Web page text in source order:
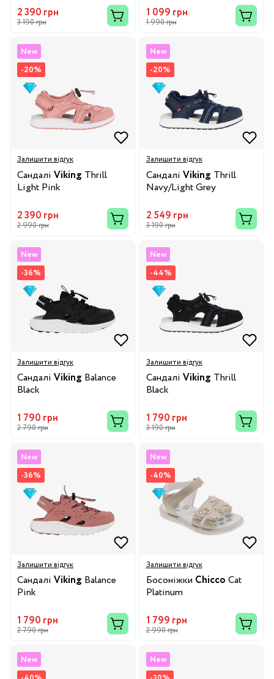
2 390 грн
3 190 грн
1 099 грн
1 990 грн
New
-20%
Залишити відгук
Сандалі Viking Thrill
Light Pink
2 390 грн
2 990 грн
New
-20%
Залишити відгук
Сандалі Viking Thrill
Navy/Light Grey
2 549 грн
3 190 грн
New
-36%
Залишити відгук
Сандалі Viking Balance
Black
1 790 грн
2 790 грн
New
-44%
Залишити відгук
Сандалі Viking Thrill
Black
1 790 грн
3 190 грн
New
-36%
Залишити відгук
Сандалі Viking Balance
Pink
1 790 грн
2 790 грн
New
-40%
Залишити відгук
Босоніжки Chicco Cat
Platinum
1 799 грн
2 990 грн
New
New